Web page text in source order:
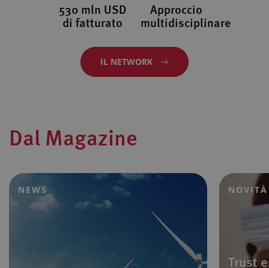
530 mln USD
di fatturato
Approccio
multidisciplinare
IL NETWORK
Dal Magazine
NEWS
Trust